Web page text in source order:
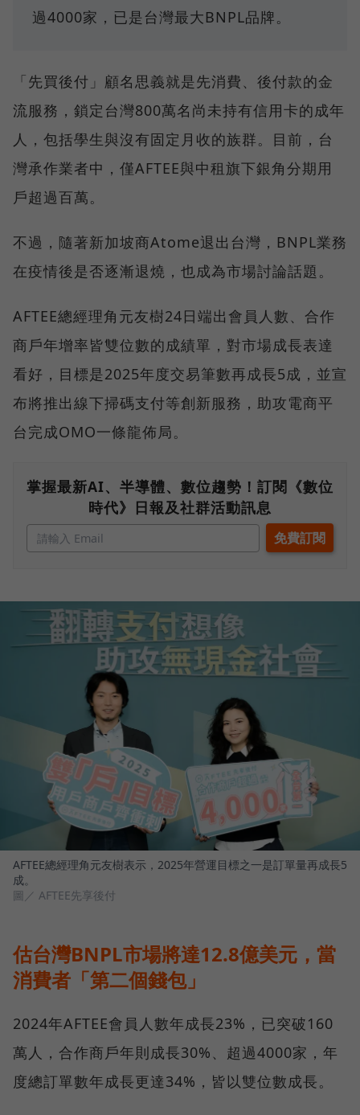
過4000家，已是台灣最大BNPL品牌。
「先買後付」顧名思義就是先消費、後付款的金
流服務，鎖定台灣800萬名尚未持有信用卡的成年
人，包括學生與沒有固定月收的族群。目前，台
灣承作業者中，僅AFTEE與中租旗下銀角分期用
戶超過百萬。
不過，隨著新加坡商Atome退出台灣，BNPL業務
在疫情後是否逐漸退燒，也成為市場討論話題。
AFTEE總經理角元友樹24日端出會員人數、合作
商戶年增率皆雙位數的成績單，對市場成長表達
看好，目標是2025年度交易筆數再成長5成，並宣
布將推出線下掃碼支付等創新服務，助攻電商平
台完成OMO一條龍佈局。
掌握最新AI、半導體、數位趨勢！訂閱《數位
時代》日報及社群活動訊息
AFTEE總經理角元友樹表示，2025年營運目標之一是訂單量再成長5
成。
圖／ AFTEE先享後付
估台灣BNPL市場將達12.8億美元，當
消費者「第二個錢包」
2024年AFTEE會員人數年成長23%，已突破160
萬人，合作商戶年則成長30%、超過4000家，年
度總訂單數年成長更達34%，皆以雙位數成長。